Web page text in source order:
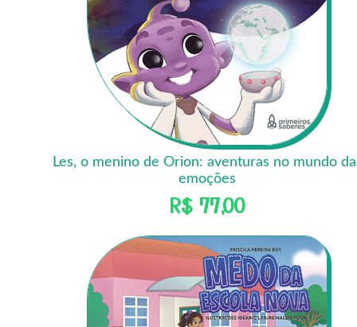
Les, o menino de Orion: aventuras no mundo
emoções
R$77,00